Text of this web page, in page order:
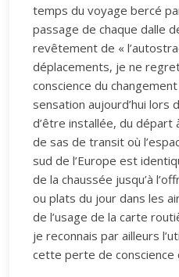
temps du voyage bercé
passage de chaque dalle
revêtement de «
déplacements, je ne
conscience du changement
sensation aujourd’hui lors
d’être installée, du départ
de sas de transit où
sud de l’Europe est
de la chaussée jusqu’à
ou plats du jour dans les
de l’usage de la carte
je reconnais par ailleurs
cette perte de conscience